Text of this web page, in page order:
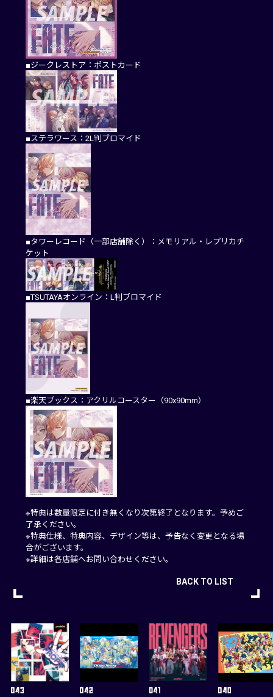
■ジークレストア：ポストカード
■ステラワース：2L判ブロマイド
■タワーレコード（一部店舗除く）：メモリアル・レプリカチ
ケット
■TSUTAYAオンライン：L判ブロマイド
■楽天ブックス：アクリルコースター（90x90mm）
※特典は数量限定に付き無くなり次第終了となります。予めご
了承ください。
※特典仕様、特典内容、デザイン等は、予告なく変更となる場
合がございます。
※詳細は各店舗へお問い合わせください。
BACK TO LIST